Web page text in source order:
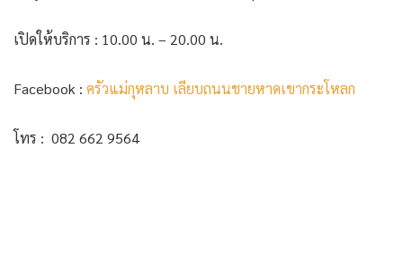
เปิดให้บริการ : 10.00 น. – 20.00 น.
Facebook : ครัวแม่กุหลาบ เลียบถนนชายหาดเขากระโหลก
โทร : 082 662 9564